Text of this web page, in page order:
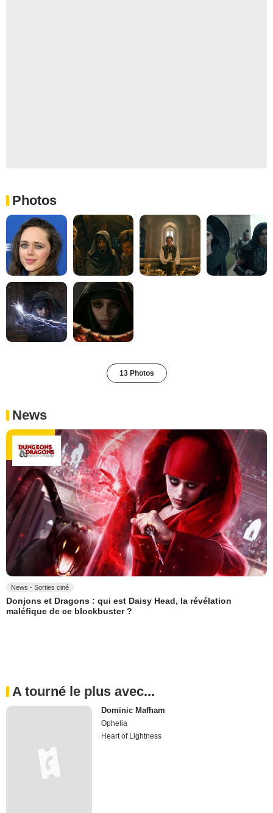
Photos
13 Photos
News
News - Sorties ciné
Donjons et Dragons : qui est Daisy Head, la révélation
maléfique de ce blockbuster ?
A tourné le plus avec...
Dominic Mafham
Ophelia
Heart of Lightness